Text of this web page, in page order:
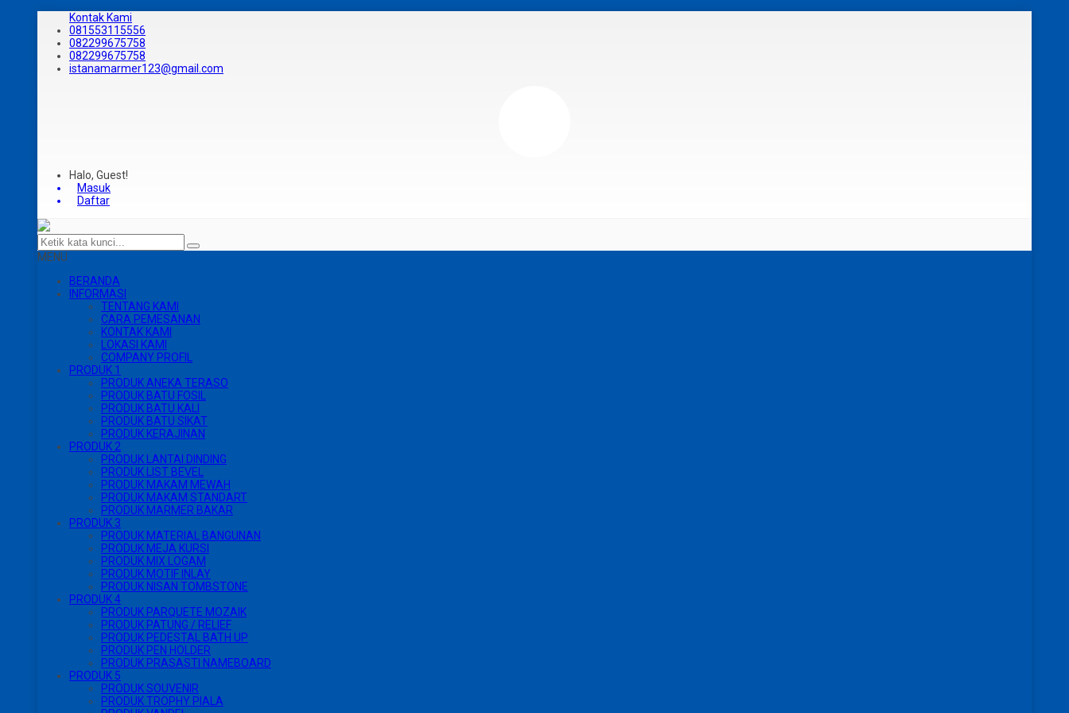
Kontak Kami
081553115556
082299675758
082299675758
istanamarmer123@gmail.com
Halo, Guest!
Masuk
Daftar
MENU
BERANDA
INFORMASI
TENTANG KAMI
CARA PEMESANAN
KONTAK KAMI
LOKASI KAMI
COMPANY PROFIL
PRODUK 1
PRODUK ANEKA TERASO
PRODUK BATU FOSIL
PRODUK BATU KALI
PRODUK BATU SIKAT
PRODUK KERAJINAN
PRODUK 2
PRODUK LANTAI DINDING
PRODUK LIST BEVEL
PRODUK MAKAM MEWAH
PRODUK MAKAM STANDART
PRODUK MARMER BAKAR
PRODUK 3
PRODUK MATERIAL BANGUNAN
PRODUK MEJA KURSI
PRODUK MIX LOGAM
PRODUK MOTIF INLAY
PRODUK NISAN TOMBSTONE
PRODUK 4
PRODUK PARQUETE MOZAIK
PRODUK PATUNG / RELIEF
PRODUK PEDESTAL BATH UP
PRODUK PEN HOLDER
PRODUK PRASASTI NAMEBOARD
PRODUK 5
PRODUK SOUVENIR
PRODUK TROPHY PIALA